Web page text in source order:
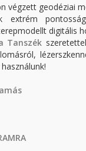
végzett geodéziai
extrém
digitális
Tanszék